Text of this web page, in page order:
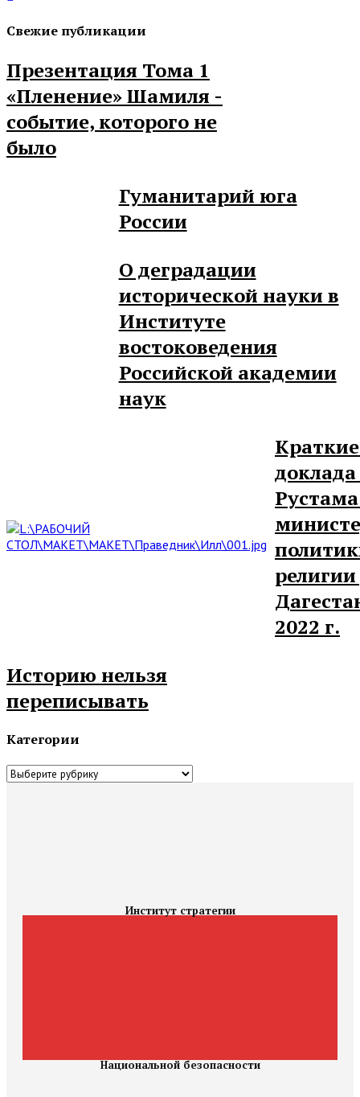
Свежие публикации
Презентация Тома 1
«Пленение» Шамиля -
событие, которого не
было
Гуманитарий юга
России
О деградации
исторической науки в
Институте
востоковедения
Российской академии
наук
2022 г.
Историю нельзя
переписывать
Категории
Категории
Институт стратегии
Национальной безопасности